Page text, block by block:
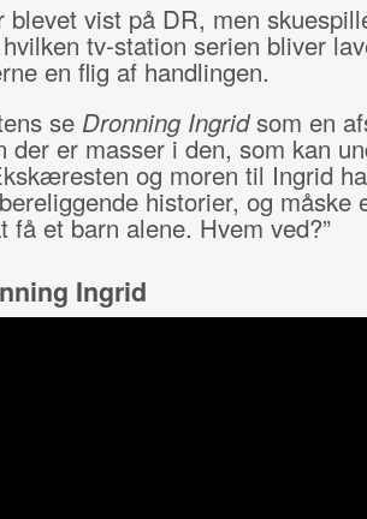
blevet vist på DR, men
tv-station serien bliver
en flig af handlingen.
se Dronning Ingridsom en
der er masser i den, som kan
og moren til Ingrid
historier, og måske
få et barn alene. Hvem ved?”
Ingrid